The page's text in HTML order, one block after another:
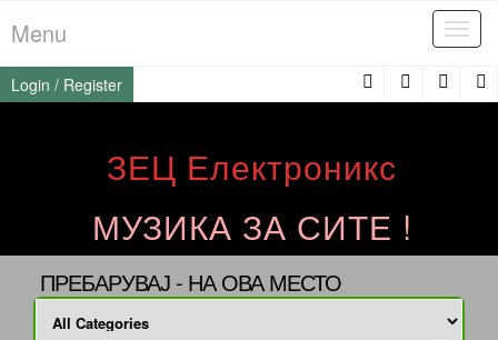
to
the
content
Menu
Login / Register
ЗЕЦ Електроникс
МУЗИКА ЗА СИТЕ !
ПРЕБАРУВАЈ - НА ОВА МЕСТО